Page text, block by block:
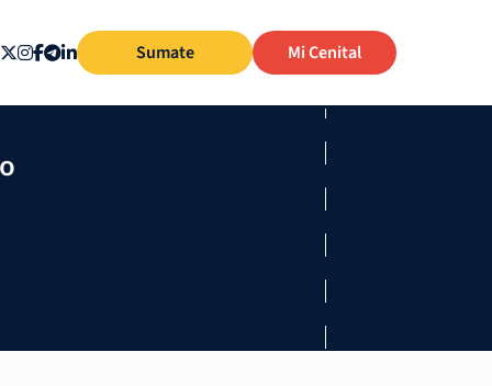
Sumate Mi Cenital